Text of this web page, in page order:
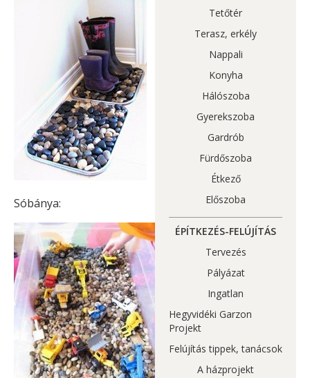
Sóbánya:
Tetőtér
Terasz, erkély
Nappali
Konyha
Hálószoba
Gyerekszoba
Gardrób
Fürdőszoba
Étkező
Előszoba
ÉPÍTKEZÉS-FELÚJÍTÁS
Tervezés
Pályázat
Ingatlan
Hegyvidéki Garzon
Projekt
Felújítás tippek, tanácsok
A házprojekt